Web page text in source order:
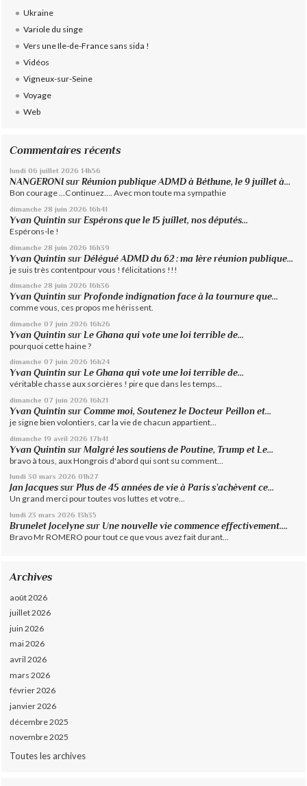
Ukraine
Variole du singe
Vers une Ile-de-France sans sida !
Vidéos
Vigneux-sur-Seine
Voyage
Web
Commentaires récents
lundi 06 juillet 2026 14h56
NANGERONI surRéunion publique ADMD à Béthune, le 9 juillet à...
Bon courage ...Continuez.... Avec mon toute ma sympathie
dimanche 28 juin 2026 16h41
Yvan Quintin surEspérons que le 15 juillet, nos députés...
Espérons-le !
dimanche 28 juin 2026 16h39
Yvan Quintin surDélégué ADMD du 62 : ma 1ère réunion publique...
je suis très contentpour vous ! félicitations !!!
dimanche 28 juin 2026 16h36
Yvan Quintin surProfonde indignation face à la tournure que...
comme vous, ces propos me hérissent.
dimanche 07 juin 2026 16h26
Yvan Quintin sur Le Ghana qui vote une loi terrible de...
pourquoi cette haine ?
dimanche 07 juin 2026 16h24
Yvan Quintin surLe Ghana qui vote une loi terrible de...
véritable chasse aux sorcières ! pire que dans les temps...
dimanche 07 juin 2026 16h21
Yvan Quintin surComme moi, Soutenez le Docteur Peillon et...
je signe bien volontiers, car la vie de chacun appartient...
dimanche 19 avril 2026 17h41
Yvan Quintin surMalgré les soutiens de Poutine, Trump et Le...
bravo à tous, aux Hongrois d'abord qui sont su comment...
lundi 30 mars 2026 01h27
Jan Jacques surPlus de 45 années de vie à Paris s’achèvent ce...
Un grand merci pour toutes vos luttes et votre...
lundi 23 mars 2026 13h35
Brunelet Jocelyne sur Une nouvelle vie commence effectivement....
Bravo Mr ROMERO pour tout ce que vous avez fait durant...
Archives
août 2026
juillet 2026
juin 2026
mai 2026
avril 2026
mars 2026
février 2026
janvier 2026
décembre 2025
novembre 2025
Toutes les archives